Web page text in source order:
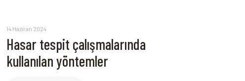
14 Haziran 2024
Hasar tespit çalışmalarında
kullanılan yöntemler